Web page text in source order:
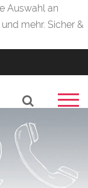
Auswahl an
mehr. Sicher &